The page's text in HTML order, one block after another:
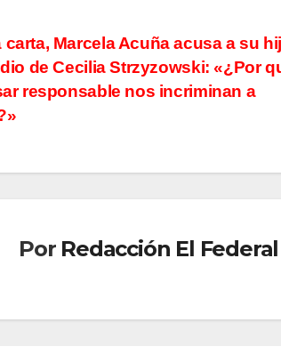
carta, Marcela Acuña acusa a su
de Cecilia Strzyzowski: «¿Por
responsable nos incriminan a
Por Redacción El Federal